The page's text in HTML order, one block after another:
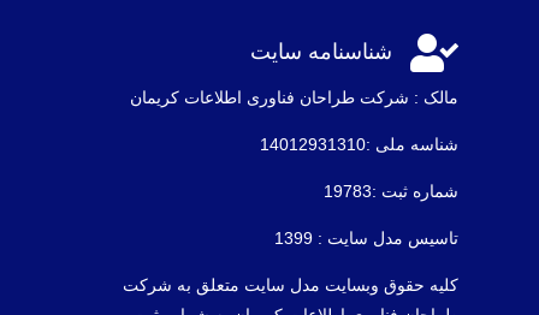
 شناسنامه سایت
مالک : شرکت طراحان فناوری اطلاعات كريمان
شناسه ملی :14012931310
شماره ثبت :19783
تاسیس مدل سایت : 1399
کلیه حقوق وبسایت مدل سایت متعلق به شرکت